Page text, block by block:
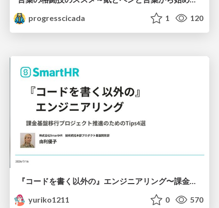
progresscicada
1 120
『コードを書く以外の』エンジニアリング〜課金基盤移行プロジェクト推進のためのTips4選
yuriko1211
0 570